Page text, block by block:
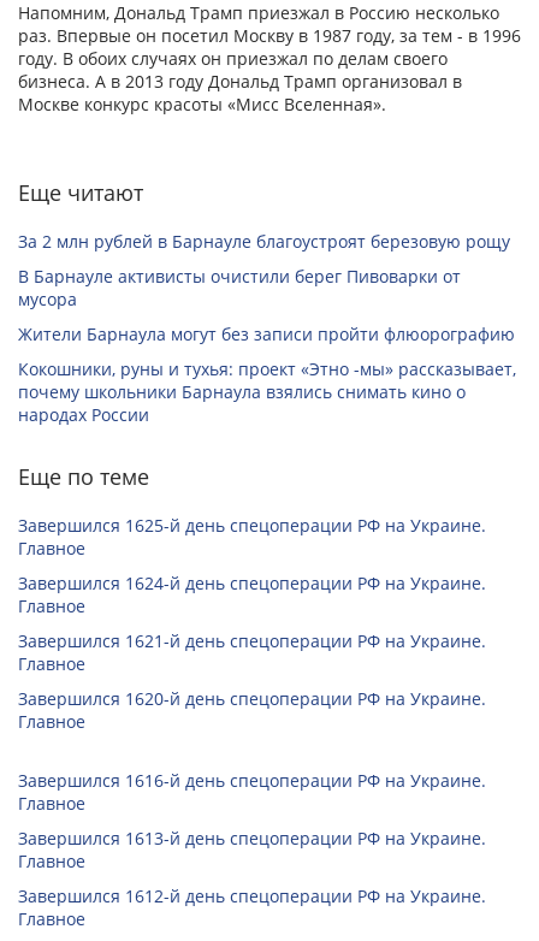
Напомним, Дональд Трамп приезжал в Россию несколько
раз. Впервые он посетил Москву в 1987 году, за тем - в 1996
году. В обоих случаях он приезжал по делам своего
бизнеса. А в 2013 году Дональд Трамп организовал в
Москве конкурс красоты «Мисс Вселенная».
Еще читают
За 2 млн рублей в Барнауле благоустроят березовую рощу
В Барнауле активисты очистили берег Пивоварки от
мусора
Жители Барнаула могут без записи пройти флюорографию
Кокошники, руны и тухья: проект «Этно -мы» рассказывает,
почему школьники Барнаула взялись снимать кино о
народах России
Еще по теме
Завершился 1625-й день спецоперации РФ на Украине.
Главное
Завершился 1624-й день спецоперации РФ на Украине.
Главное
Завершился 1621-й день спецоперации РФ на Украине.
Главное
Завершился 1620-й день спецоперации РФ на Украине.
Главное
Завершился 1616-й день спецоперации РФ на Украине.
Главное
Завершился 1613-й день спецоперации РФ на Украине.
Главное
Завершился 1612-й день спецоперации РФ на Украине.
Главное